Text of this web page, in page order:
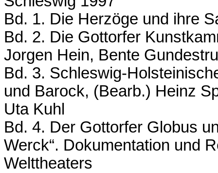
Bd. 1. Die Herzöge und ihre
Bd. 2. Die Gottorfer
Jorgen Hein, Bente
Bd. 3. Schleswig-
und Barock, (Bearb.) Heinz
Uta Kuhl
Bd. 4. Der Gottorfer Globus
Werck“. Dokumentation und
Welttheaters